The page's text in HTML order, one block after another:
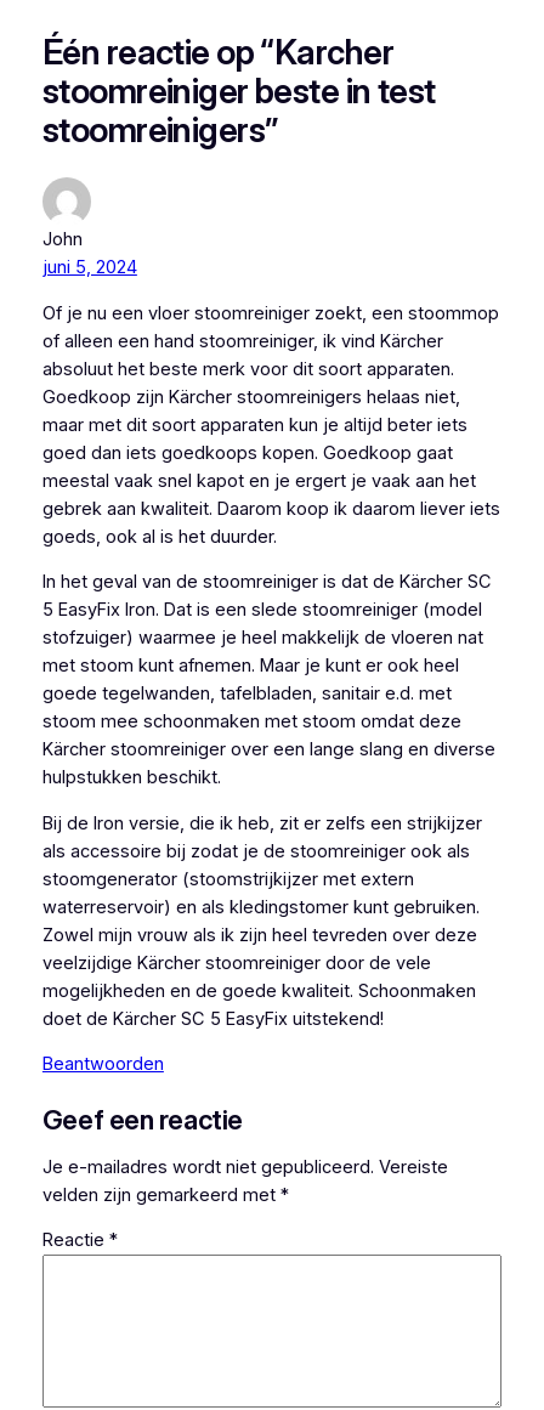
Één reactie op “Karcher
stoomreiniger beste in test
stoomreinigers”
John
juni 5, 2024
Of je nu een vloer stoomreiniger zoekt, een stoommop
of alleen een hand stoomreiniger, ik vind Kärcher
absoluut het beste merk voor dit soort apparaten.
Goedkoop zijn Kärcher stoomreinigers helaas niet,
maar met dit soort apparaten kun je altijd beter iets
goed dan iets goedkoops kopen. Goedkoop gaat
meestal vaak snel kapot en je ergert je vaak aan het
gebrek aan kwaliteit. Daarom koop ik daarom liever iets
goeds, ook al is het duurder.
In het geval van de stoomreiniger is dat de Kärcher SC
5 EasyFix Iron. Dat is een slede stoomreiniger (model
stofzuiger) waarmee je heel makkelijk de vloeren nat
met stoom kunt afnemen. Maar je kunt er ook heel
goede tegelwanden, tafelbladen, sanitair e.d. met
stoom mee schoonmaken met stoom omdat deze
Kärcher stoomreiniger over een lange slang en diverse
hulpstukken beschikt.
Bij de Iron versie, die ik heb, zit er zelfs een strijkijzer
als accessoire bij zodat je de stoomreiniger ook als
stoomgenerator (stoomstrijkijzer met extern
waterreservoir) en als kledingstomer kunt gebruiken.
Zowel mijn vrouw als ik zijn heel tevreden over deze
veelzijdige Kärcher stoomreiniger door de vele
mogelijkheden en de goede kwaliteit. Schoonmaken
doet de Kärcher SC 5 EasyFix uitstekend!
Beantwoorden
Geef een reactie
Je e-mailadres wordt niet gepubliceerd. Vereiste
velden zijn gemarkeerd met *
Reactie *